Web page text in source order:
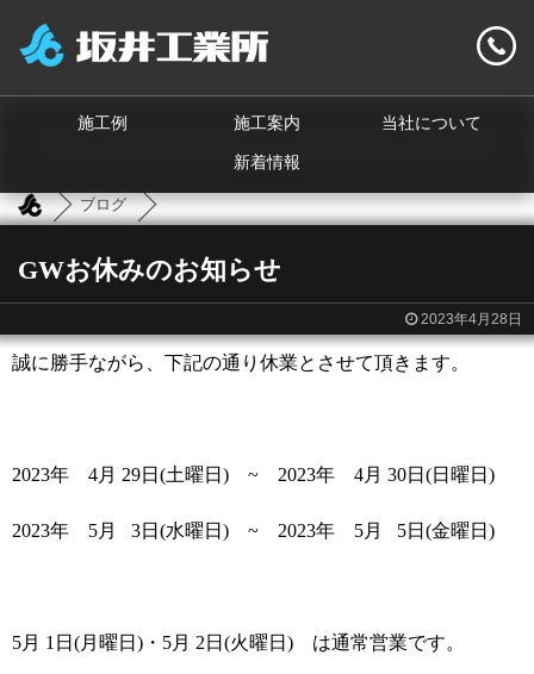
施工例 施工案内 当社について
新着情報
ブログ
GWお休みのお知らせ
2023年4月28日
誠に勝手ながら、下記の通り休業とさせて頂きます。
2023年 4月 29日(土曜日) ~ 2023年 4月 30日(日曜日)
2023年 5月 3日(水曜日) ~ 2023年 5月 5日(金曜日)
5月 1日(月曜日)・5月 2日(火曜日) は通常営業です。